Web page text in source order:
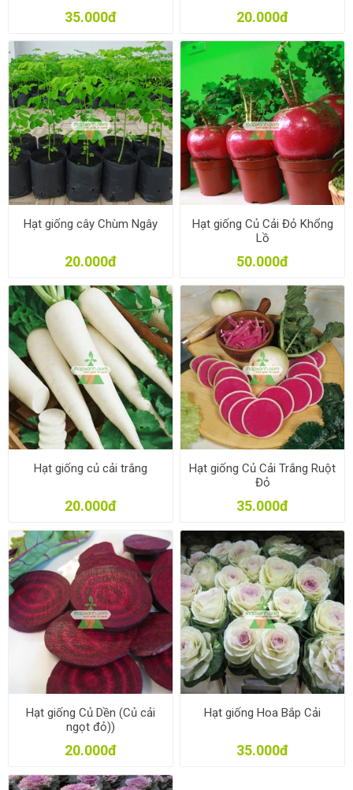
35.000đ 20.000đ
Hạt giống cây Chùm Ngây
20.000đ
Hạt giống Củ Cải Đỏ Khổng
Lồ
50.000đ
Hạt giống củ cải trắng
20.000đ
Hạt giống Củ Cải Trắng Ruột
Đỏ
35.000đ
Hạt giống Củ Dền (Củ cải
ngọt đỏ))
20.000đ
Hạt giống Hoa Bắp Cải
35.000đ